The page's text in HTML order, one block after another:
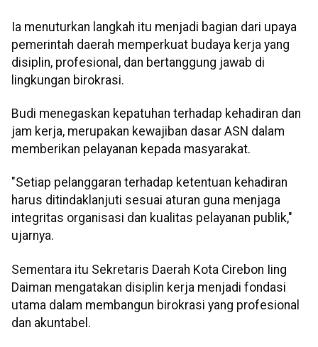
Ia menuturkan langkah itu menjadi bagian dari upaya
pemerintah daerah memperkuat budaya kerja yang
disiplin, profesional, dan bertanggung jawab di
lingkungan birokrasi.
Budi menegaskan kepatuhan terhadap kehadiran dan
jam kerja, merupakan kewajiban dasar ASN dalam
memberikan pelayanan kepada masyarakat.
"Setiap pelanggaran terhadap ketentuan kehadiran
harus ditindaklanjuti sesuai aturan guna menjaga
integritas organisasi dan kualitas pelayanan publik,"
ujarnya.
Sementara itu Sekretaris Daerah Kota Cirebon Iing
Daiman mengatakan disiplin kerja menjadi fondasi
utama dalam membangun birokrasi yang profesional
dan akuntabel.